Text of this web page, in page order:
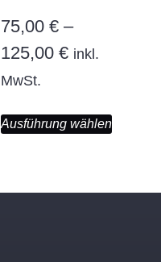
75,00 € –
125,00 € inkl.
MwSt.
Ausführung wählen